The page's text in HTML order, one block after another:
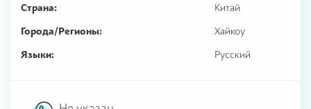
Страна:
Китай
Города/Регионы:
Хайкоу
Языки:
Русский